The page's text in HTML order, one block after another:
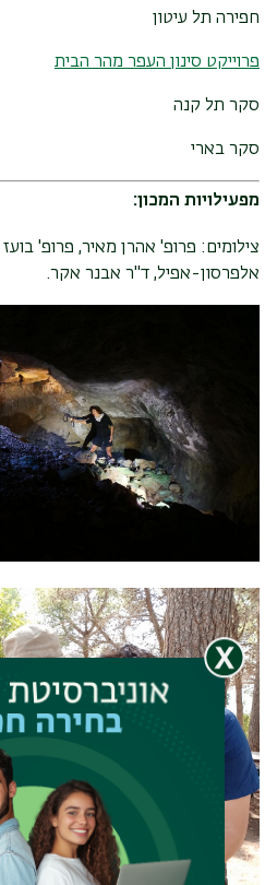
חפירה תל עיטון
פרוייקט סינון העפר מהר הבית
סקר תל קנה
סקר בארי
מפעילויות המכון:
צילומים: פרופ' אהרן מאיר, פרופ' בועז
אלפרסון-אפיל, ד"ר אבנר אקר.